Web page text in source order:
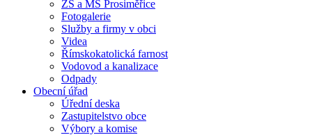
ZŠ a MŠ Prosiměřice
Fotogalerie
Služby a firmy v obci
Videa
Římskokatolická farnost
Vodovod a kanalizace
Odpady
Obecní úřad
Úřední deska
Zastupitelstvo obce
Výbory a komise